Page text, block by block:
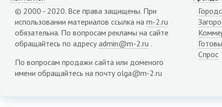
Карачаево-Черкесия республика
Карелия республика
Кемеровская область
Кировская область
Коми республика
Костромская область
Краснодарский край
© 2000 - 2020. Все права защищены. При
использовании материалов ссылка на m-2.ru
обязательна. По вопросам рекламы на сайте
обращайтесь по адресу admin@m-2.ru .
По вопросам продажи сайта или доменого
имени обращайтесь на почту olga@m-2.ru
Спрос